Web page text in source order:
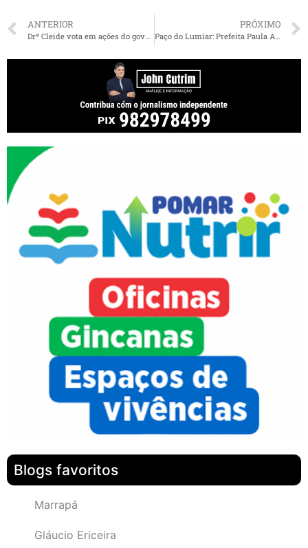
ANTERIOR
Drª Cleide vota em ações do governo estadual para enfrentar pandemia
PRÓXIMO
Paço do Lumiar: Prefeita Paula Azevedo é vítima de Fake News
Blogs favoritos
Marrapá
Gláucio Ericeira